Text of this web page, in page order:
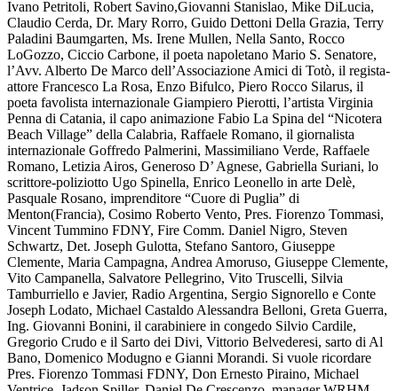
Ivano Petritoli, Robert Savino,Giovanni Stanislao, Mike DiLucia,
Claudio Cerda, Dr. Mary Rorro, Guido Dettoni Della Grazia, Terry
Paladini Baumgarten, Ms. Irene Mullen, Nella Santo, Rocco
LoGozzo, Ciccio Carbone, il poeta napoletano Mario S. Senatore,
l’Avv. Alberto De Marco dell’Associazione Amici di Totò, il regista-
attore Francesco La Rosa, Enzo Bifulco, Piero Rocco Silarus, il
poeta favolista internazionale Giampiero Pierotti, l’artista Virginia
Penna di Catania, il capo animazione Fabio La Spina del “Nicotera
Beach Village” della Calabria, Raffaele Romano, il giornalista
internazionale Goffredo Palmerini, Massimiliano Verde, Raffaele
Romano, Letizia Airos, Generoso D’ Agnese, Gabriella Suriani, lo
scrittore-poliziotto Ugo Spinella, Enrico Leonello in arte Delè,
Pasquale Rosano, imprenditore “Cuore di Puglia” di
Menton(Francia), Cosimo Roberto Vento, Pres. Fiorenzo Tommasi,
Vincent Tummino FDNY, Fire Comm. Daniel Nigro, Steven
Schwartz, Det. Joseph Gulotta, Stefano Santoro, Giuseppe
Clemente, Maria Campagna, Andrea Amoruso, Giuseppe Clemente,
Vito Campanella, Salvatore Pellegrino, Vito Truscelli, Silvia
Tamburriello e Javier, Radio Argentina, Sergio Signorello e Conte
Joseph Lodato, Michael Castaldo Alessandra Belloni, Greta Guerra,
Ing. Giovanni Bonini, il carabiniere in congedo Silvio Cardile,
Gregorio Crudo e il Sarto dei Divi, Vittorio Belvederesi, sarto di Al
Bano, Domenico Modugno e Gianni Morandi. Si vuole ricordare
Pres. Fiorenzo Tommasi FDNY, Don Ernesto Piraino, Michael